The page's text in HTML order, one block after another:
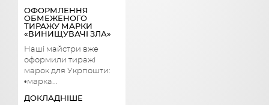
ОФОРМЛЕННЯ
ОБМЕЖЕНОГО
ТИРАЖУ МАРКИ
«ВИНИЩУВАЧІ ЗЛА»
Наші майстри вже
оформили тиражі
марок для Укрпошти:
•марка...
ДОКЛАДНІШЕ